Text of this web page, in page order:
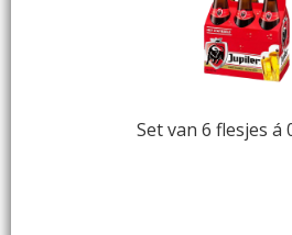
Set van 6 flesjes á